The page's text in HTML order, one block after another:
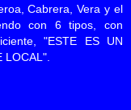
Cabrera, Vera y el
con 6 tipos, con
"ESTE ES UN
LOCAL".